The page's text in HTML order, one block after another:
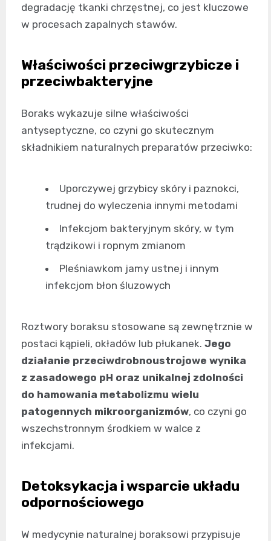
degradację tkanki chrzęstnej, co jest kluczowe
w procesach zapalnych stawów.
Właściwości przeciwgrzybicze i
przeciwbakteryjne
Boraks wykazuje silne właściwości
antyseptyczne, co czyni go skutecznym
składnikiem naturalnych preparatów przeciwko:
Uporczywej grzybicy skóry i paznokci,
trudnej do wyleczenia innymi metodami
Infekcjom bakteryjnym skóry, w tym
trądzikowi i ropnym zmianom
Pleśniawkom jamy ustnej i innym
infekcjom błon śluzowych
Roztwory boraksu stosowane są zewnętrznie w
postaci kąpieli, okładów lub płukanek. Jego
działanie przeciwdrobnoustrojowe wynika
z zasadowego pH oraz unikalnej zdolności
do hamowania metabolizmu wielu
patogennych mikroorganizmów, co czyni go
wszechstronnym środkiem w walce z
infekcjami.
Detoksykacja i wsparcie układu
odpornościowego
W medycynie naturalnej boraksowi przypisuje